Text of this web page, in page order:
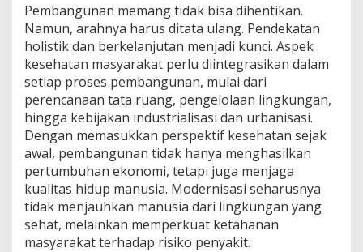
Pembangunan memang tidak bisa dihentikan.
Namun, arahnya harus ditata ulang. Pendekatan
holistik dan berkelanjutan menjadi kunci. Aspek
kesehatan masyarakat perlu diintegrasikan dalam
setiap proses pembangunan, mulai dari
perencanaan tata ruang, pengelolaan lingkungan,
hingga kebijakan industrialisasi dan urbanisasi.
Dengan memasukkan perspektif kesehatan sejak
awal, pembangunan tidak hanya menghasilkan
pertumbuhan ekonomi, tetapi juga menjaga
kualitas hidup manusia. Modernisasi seharusnya
tidak menjauhkan manusia dari lingkungan yang
sehat, melainkan memperkuat ketahanan
masyarakat terhadap risiko penyakit.